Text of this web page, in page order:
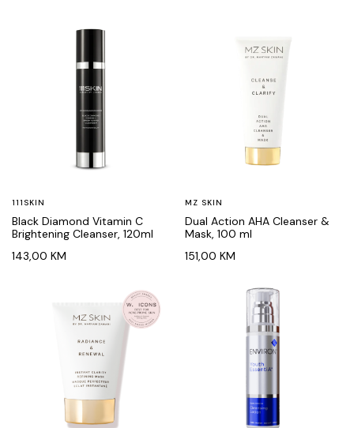
111SKIN
Black Diamond Vitamin C
Brightening Cleanser, 120ml
143,00 KM
MZ SKIN
Dual Action AHA Cleanser &
Mask, 100 ml
151,00 KM